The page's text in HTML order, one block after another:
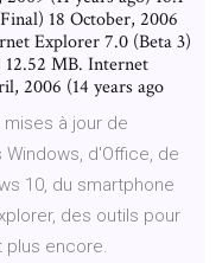
18 October, 2006
Explorer 7.0 (Beta 3)
12.52 MB. Internet
2006 (14 years ago
à jour de
d'Office, de
10, du smartphone
des outils pour
plus encore.